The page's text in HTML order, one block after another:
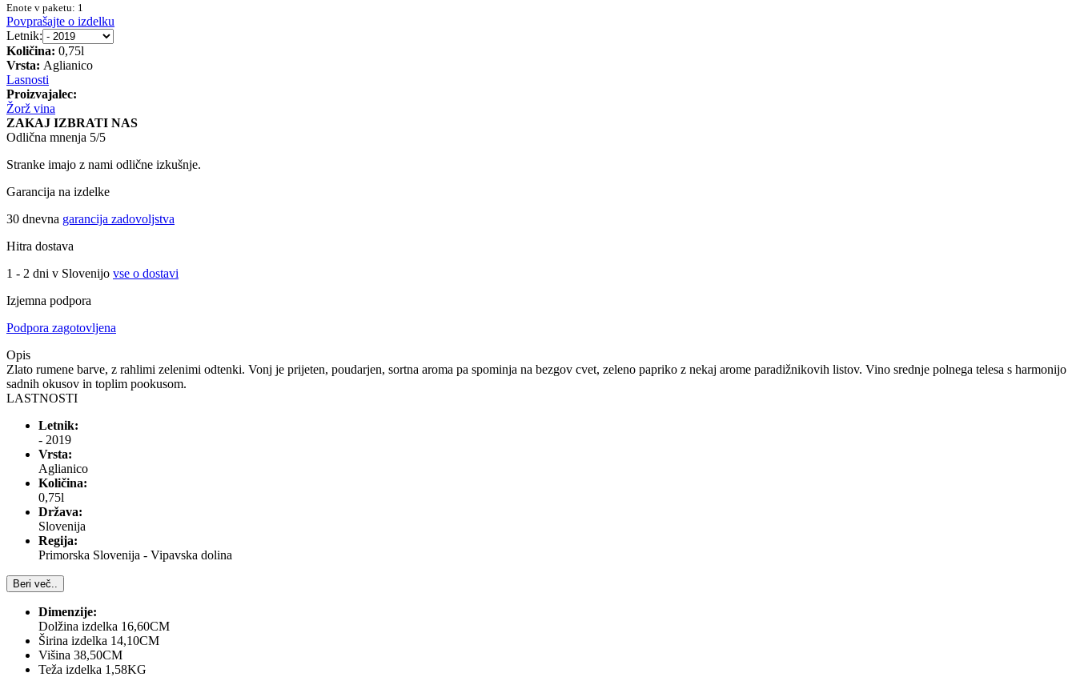
Enote v paketu: 1
Povprašajte o izdelku
Letnik:
Količina: 0,75l
Vrsta: Aglianico
Lasnosti
Proizvajalec:
Žorž vina
ZAKAJ IZBRATI NAS
Odlična mnenja 5/5
Stranke imajo z nami odlične izkušnje.
Garancija na izdelke
30 dnevna garancija zadovoljstva
Hitra dostava
1 - 2 dni v Slovenijo vse o dostavi
Izjemna podpora
Podpora zagotovljena
Opis
Zlato rumene barve, z rahlimi zelenimi odtenki. Vonj je prijeten, poudarjen, sortna aroma pa spominja na bezgov cvet, zeleno papriko z nekaj arome paradižnikovih listov. Vino srednje polnega telesa s harmonijo
sadnih okusov in toplim pookusom.
LASTNOSTI
Letnik:
- 2019
Vrsta:
Aglianico
Količina:
0,75l
Država:
Slovenija
Regija:
Primorska Slovenija - Vipavska dolina
Beri več..
Dimenzije:
Dolžina izdelka 16,60CM
Širina izdelka 14,10CM
Višina 38,50CM
Teža izdelka 1,58KG